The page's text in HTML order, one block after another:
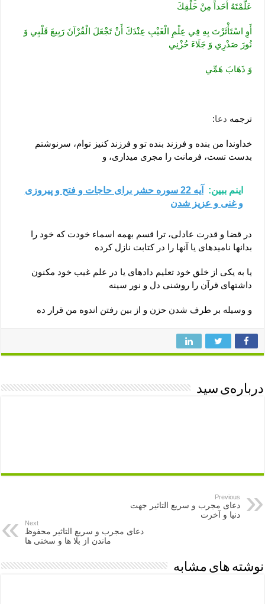
عَلَّمْتَهُ أَحَداً مِنْ خَلْقِكَ
أَوِ اسْتَأْثَرْتَ بِهِ فِي عِلْمِ الْغَيْبِ عِنْدَكَ أَنْ تَجْعَلَ الْقُرْآنَ رَبِيعَ قَلْبِي وَ
نُورَ صَدْرِي وَ جَلَاءَ حُزْنِي
وَ ذَهَابَ هَمِّي
ترجمه دعا:
خداوندا من بنده و فرزند بنده تو و فرزند كنيز توام، سرنوشتم
بدست تست، فرمانت را مجرى ميدارى، و
اینم ببین:
آيه 22 سوره حشر برای حاجات و فتح و پیروزی
و غنی و عزیز شدن
در قضا و قدرت عادلى، ترا قسم بهمه اسماء خودت كه خود را
بدانها ناميده‏اى يا آنها را در كتابت نازل كرده
يا به يكى از خلق خود تعليم داده‏اى يا در علم غيب خود مكنون
داشته‏اى قرآن را روشنى دل و نور سينه
و وسيله بر طرف شدن حزن و از بين رفتن اندوه من قرار ده
درباره‌ی سید
Previous
دعای مجرب و سریع التاثیر جهت
دنیا و آخرت
Next
دعای مجرب و سریع التاثیر محفوظ
ماندن از بلا ها و سختی ها
نوشته های مشابه